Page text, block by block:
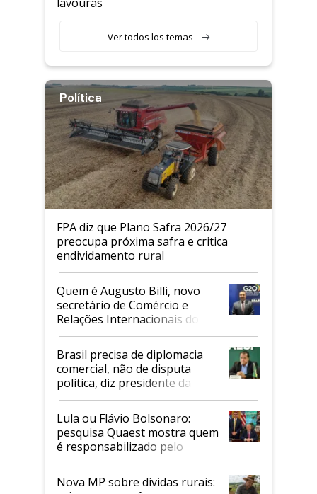
Ver todos los temas
Política
FPA diz que Plano Safra 2026/27
preocupa próxima safra e critica
endividamento rural
Quem é Augusto Billi, novo
secretário de Comércio e
Relações Internacionais do
Mapa
Brasil precisa de diplomacia
comercial, não de disputa
política, diz presidente da
Faesp
Lula ou Flávio Bolsonaro:
pesquisa Quaest mostra quem
é responsabilizado pelo
tarifaço dos EUA
Nova MP sobre dívidas rurais: